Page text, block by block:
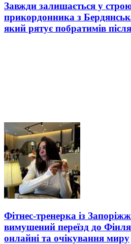
Завжди залишається у
прикордонника з
який рятує побратимів
Фітнес-тренерка із
вимушений переїзд до
онлайні та очікування миру